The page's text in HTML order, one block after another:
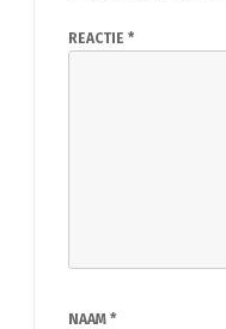
REACTIE *
NAAM *